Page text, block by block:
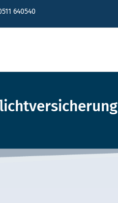
640540